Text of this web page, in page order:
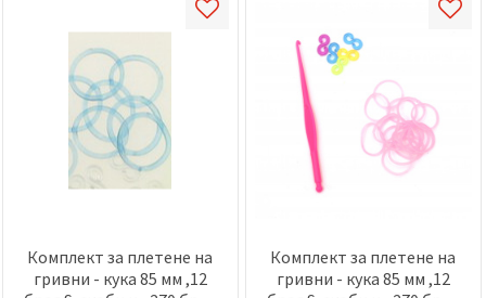
бисквитките
Комплект за плетене на
гривни - кука 85 мм ,12
Комплект за плетене на
гривни - кука 85 мм ,12